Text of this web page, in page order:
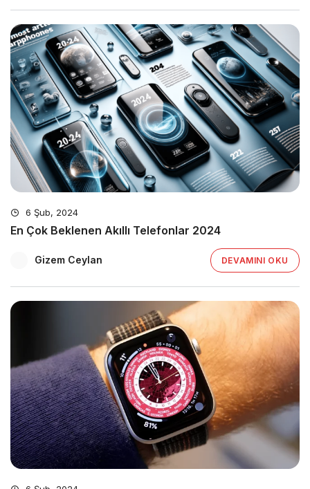
6 Şub, 2024
En Çok Beklenen Akıllı Telefonlar 2024
Gizem Ceylan DEVAMINI OKU